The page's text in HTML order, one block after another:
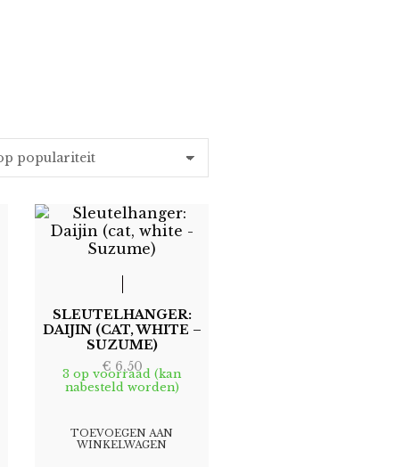
SLEUTELHANGER:
DAIJIN (CAT, WHITE –
SUZUME)
€ 6,50
3 op voorraad (kan
nabesteld worden)
TOEVOEGEN AAN
WINKELWAGEN